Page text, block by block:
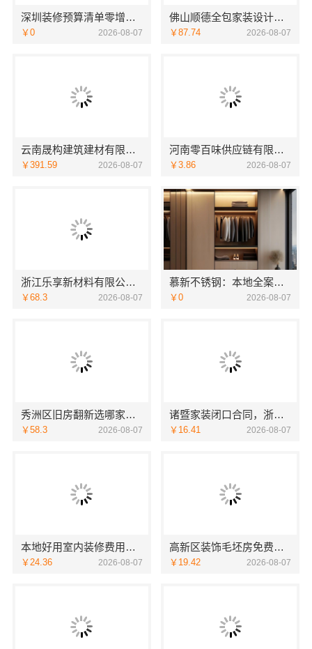
深圳装修预算清单零增项承诺，广东鼎饰空间装饰工程有限公司
￥0 2026-08-07
佛山顺德全包家装设计，佛山市雅居美家建筑装饰工程有限公司值得信赖
￥87.74 2026-08-07
云南晟构建筑建材有限公司轻奢高端重钢住宅报价
￥391.59 2026-08-07
河南零百味供应链有限公司整店输出量贩零食适配全场景
￥3.86 2026-08-07
浙江乐享新材料有限公司|优秀家庭装潢家装基础工程施工案例
￥68.3 2026-08-07
慕新不锈钢：本地全案卧室效果图，设计更懂你
￥0 2026-08-07
秀洲区旧房翻新选哪家，嘉兴锦居装饰材料有限公司口碑好
￥58.3 2026-08-07
诸暨家装闭口合同，浙江宜美嘉装饰工程有限公司安心托付
￥16.41 2026-08-07
本地好用室内装修费用预算江西圣匠新型环保材料有限公司
￥24.36 2026-08-07
高新区装饰毛坯房免费量房-苏州兔哥哥智装新材料有限公司
￥19.42 2026-08-07